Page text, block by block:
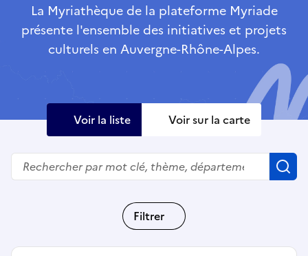
La Myriathèque de la plateforme Myriade
présente l'ensemble des initiatives et projets
culturels en Auvergne-Rhône-Alpes.
Voir la liste Voir sur la carte
Rechercher
Filtrer